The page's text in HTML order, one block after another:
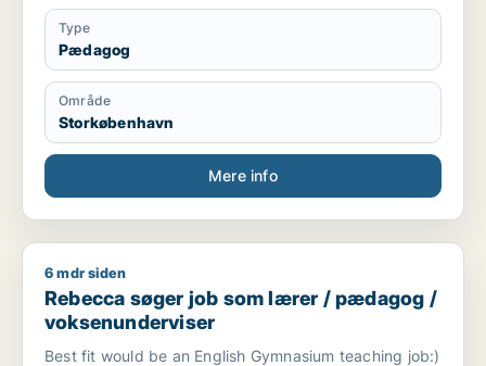
Type
Pædagog
Område
Storkøbenhavn
Mere info
Rebecca søger job som lærer / pædagog /
6 mdr siden
Rebecca søger job som lærer / pædagog /
voksenunderviser
Best fit would be an English Gymnasium teaching job:)